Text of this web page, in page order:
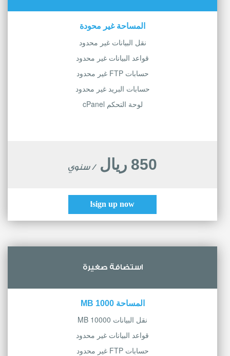
المساحة غير محودة
نقل البيانات غير محدود
قواعد البيانات غير محدود
حسابات FTP غير محدود
حسابات البريد غير محدود
لوحة التحكم cPanel
850 ريال / سنوي
sign up now!
استضافة صغيرة
المساحة 1000 MB
نقل البيانات 10000 MB
قواعد البيانات غير محدود
حسابات FTP غير محدود